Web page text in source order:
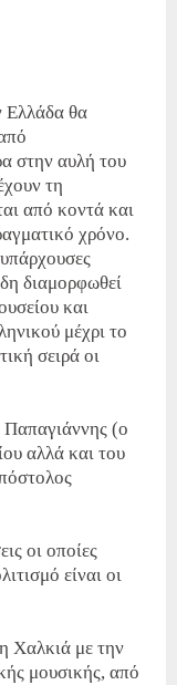
Ελλάδα θα
στην αυλή του
τη
από κοντά και
χρόνο.
διαμορφωθεί
και
μέχρι το
σειρά οι
(ο
αλλά και του
οι οποίες
είναι οι
Χαλκιά με την
μουσικής, από